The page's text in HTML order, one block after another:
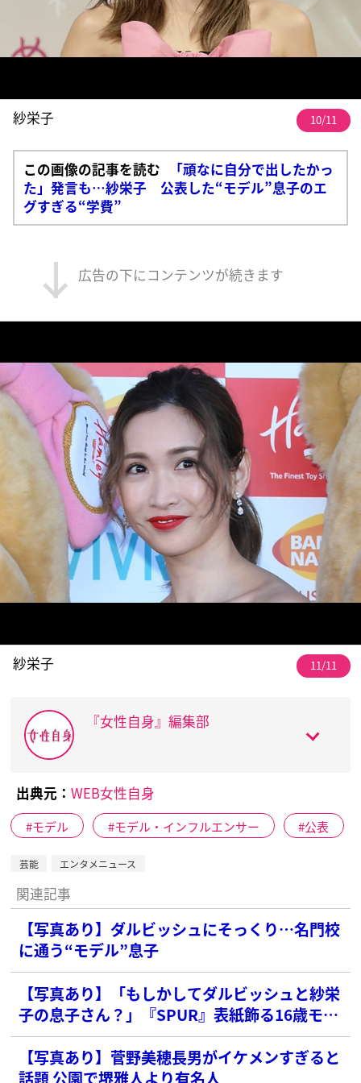
紗栄子 10/11
この画像の記事を読む
「頑なに自分で出したかっ
た」発言も…紗栄子 公表した“モデル”息子のエ
グすぎる“学費”
広告の下にコンテンツが続きます
紗栄子 11/11
『女性自身』編集部
出典元： WEB女性自身
モデル モデル・インフルエンサー 公表
芸能 エンタメニュース
関連記事
【写真あり】ダルビッシュにそっくり…名門校
に通う“モデル”息子
【写真あり】「もしかしてダルビッシュと紗栄
子の息子さん？」『SPUR』表紙飾る16歳モデ
ルの美貌にSNS騒然！事務所の回答は？
【写真あり】菅野美穂長男がイケメンすぎると
話題 公園で堺雅人より有名人